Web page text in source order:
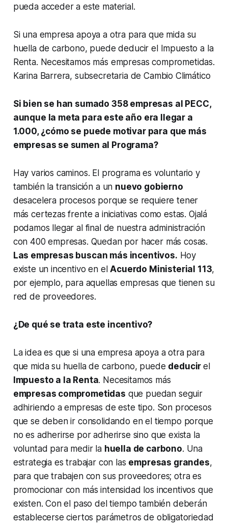
pueda acceder a este material.
Si una empresa apoya a otra para que mida su
huella de carbono, puede deducir el Impuesto a la
Renta. Necesitamos más empresas comprometidas.
Karina Barrera, subsecretaria de Cambio Climático
Si bien se han sumado 358 empresas al PECC,
aunque la meta para este año era llegar a
1.000, ¿cómo se puede motivar para que más
empresas se sumen al Programa?
Hay varios caminos. El programa es voluntario y
también la transición a un nuevo gobierno
desacelera procesos porque se requiere tener
más certezas frente a iniciativas como estas. Ojalá
podamos llegar al final de nuestra administración
con 400 empresas. Quedan por hacer más cosas.
Las empresas buscan más incentivos. Hoy
existe un incentivo en elAcuerdo Ministerial 113,
por ejemplo, para aquellas empresas que tienen su
red de proveedores.
¿De qué se trata este incentivo?
La idea es que si una empresa apoya a otra para
que mida su huella de carbono, puede deducirel
Impuesto a la Renta. Necesitamos más
empresas comprometidas que puedan seguir
adhiriendo a empresas de este tipo. Son procesos
que se deben ir consolidando en el tiempo porque
no es adherirse por adherirse sino que exista la
voluntad para medir la huella de carbono. Una
estrategia es trabajar con las empresas grandes,
para que trabajen con sus proveedores; otra es
promocionar con más intensidad los incentivos que
existen. Con el paso del tiempo también deberán
establecerse ciertos parámetros de obligatoriedad